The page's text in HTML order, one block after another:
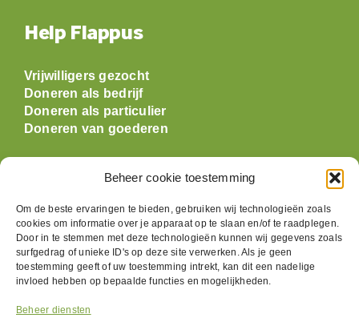
Beheer cookie toestemming
Om de beste ervaringen te bieden, gebruiken wij technologieën zoals
cookies om informatie over je apparaat op te slaan en/of te raadplegen.
Door in te stemmen met deze technologieën kunnen wij gegevens zoals
surfgedrag of unieke ID's op deze site verwerken. Als je geen
toestemming geeft of uw toestemming intrekt, kan dit een nadelige
invloed hebben op bepaalde functies en mogelijkheden.
Beheer diensten
Help Flappus
Vrijwilligers gezocht
Doneren als bedrijf
Doneren als particulier
Doneren van goederen
Openingstijden
Maandag: gesloten
Dinsdag:09:30 t/m 17:00
Woensdag:09:30 t/m 17:00
Donderdag:09:30 t/m 17:00
Vrijdag:09:30 t/m 17:00
Zondag: gesloten